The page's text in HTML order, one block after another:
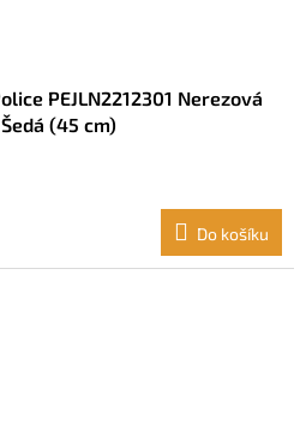
PEJLN2212301 Nerezová
(45 cm)
Do košíku